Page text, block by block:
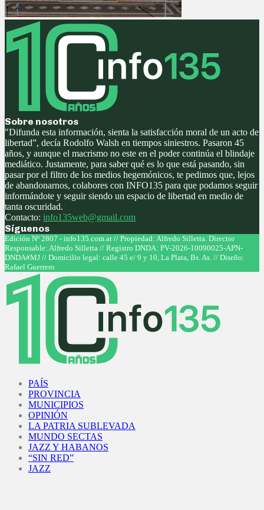
Sobre nosotros
"Difunda esta información, sienta la satisfacción moral de un acto de
libertad”, decía Rodolfo Walsh en tiempos siniestros. Pasaron 45
años, y aunque el macrismo no este en el poder continúa el blindaje
mediático. Justamente, para saber qué es lo que está pasando, sin
pasar por el filtro de los medios hegemónicos, te pedimos que, lejos
de abandonarnos, colabores con INFO135 para que podamos seguir
informándote y seguir siendo un espacio de libertad en medio de
tanta oscuridad.
Contacto: info135web@gmail.com
Síguenos
Facebook
Twitter
Instagram
Youtube
Edición Nº 2807 - info135.com.ar // Propiedad: Alfredo Silletta. Director
Responsable: Alfredo Silletta // Registro DNDA: PV-2026-10090025-APN-
DNDA#MJ // Domicilio legal: calle 45 e/ 9 y 10, La Plata, Bs. As. // Diseño:
Rafael Guerrero
PAÍS
PROVINCIA
MUNICIPIOS
OPINIÓN
LA PATRIA SUBLEVADA
MUNDO SECTAS
JAZZ Y HABANOS
“SIN RED”
JAZZ